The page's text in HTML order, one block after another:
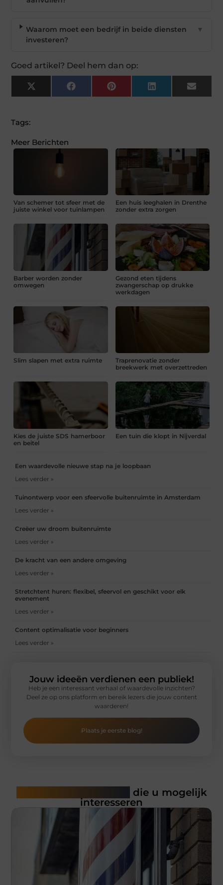
Waarom moet een bedrijf in beide diensten
investeren?
▼
Goed artikel? Deel hem dan op:
X
(Twitter)
Facebook Pinterest LinkedIn Email
Tags:
Meer Berichten
Van schemer tot sfeer met de
juiste winkel voor tuinlampen
Een huis leeghalen in Drenthe
zonder extra zorgen
Barber worden zonder
omwegen
Gezond eten tijdens
zwangerschap op drukke
werkdagen
Slim slapen met extra ruimte
Traprenovatie zonder
breekwerk met overzettreden
Kies de juiste SDS hamerboor
en beitel
Een tuin die klopt in Nijverdal
Een waardevolle nieuwe stap na je loopbaan
Lees verder »
Tuinontwerp voor een sfeervolle buitenruimte in Amsterdam
Lees verder »
Creëer uw droom buitenruimte
Lees verder »
De kracht van een andere omgeving
Lees verder »
Stretchtent huren: flexibel, sfeervol en geschikt voor elk
evenement
Lees verder »
Content optimalisatie voor beginners
Lees verder »
Jouw ideeën verdienen een publiek!
Heb je een interessant verhaal of waardevolle inzichten?
Deel ze op ons platform en bereik lezers die jouw content
waarderen!
Plaats je eerste blog!
die u mogelijk
interesseren